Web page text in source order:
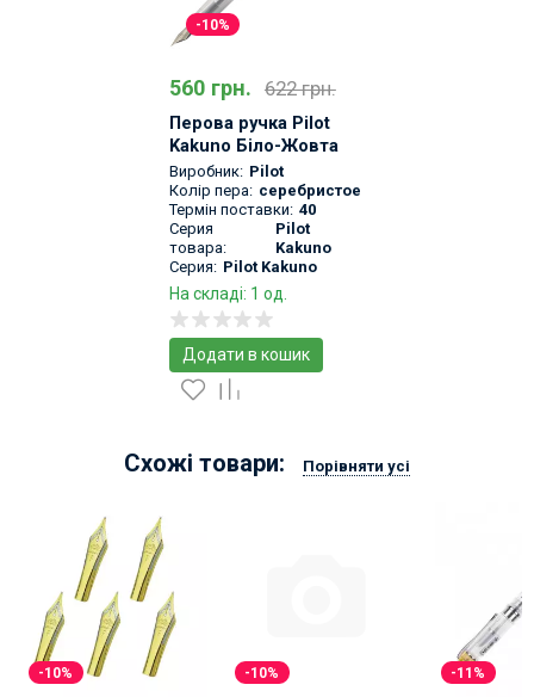
-10%
560 грн. 622 грн.
Перова ручка Pilot
Kakuno Біло-Жовта
Виробник: Pilot
Колір пера: серебристое
Термін поставки: 40
Серия
товара:
Pilot
Kakuno
Серия: Pilot Kakuno
На складі: 1 од.
Додати в кошик
Схожі товари: Порівняти усі
-10% -10% -11%